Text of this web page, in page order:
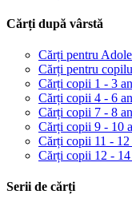
Cărți după vârstă
Cărți pentru
Cărți pentru
Cărți copii 1 - 3
Cărți copii 4 - 6
Cărți copii 7 - 8
Cărți copii 9 - 10
Cărți copii 11 - 12
Cărți copii 12 - 14
Serii de cărți